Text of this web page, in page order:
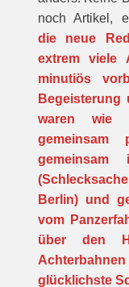
noch Artikel,
die neue
extrem viele
minutiös
Begeisterung
waren wie
gemeinsam
gemeinsam
Berlin) und
vom
über den
Achterbahnen
glücklichste